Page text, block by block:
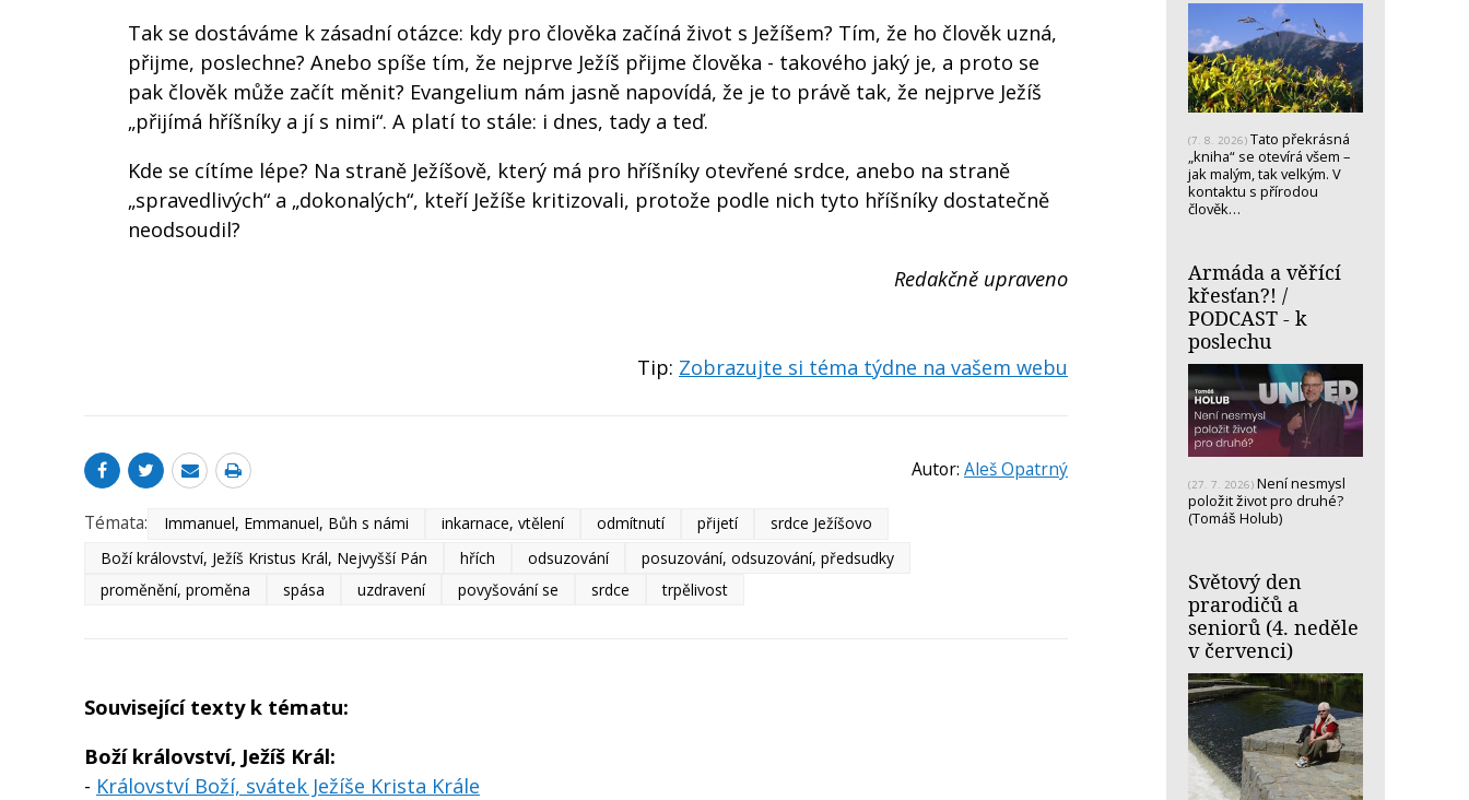
Tak se dostáváme k zásadní otázce: kdy pro člověka začíná život s Ježíšem? Tím, že ho člověk uzná,
přijme, poslechne? Anebo spíše tím, že nejprve Ježíš přijme člověka - takového jaký je, a proto se
pak člověk může začít měnit? Evangelium nám jasně napovídá, že je to právě tak, že nejprve Ježíš
„přijímá hříšníky a jí s nimi“. A platí to stále: i dnes, tady a teď.
Kde se cítíme lépe? Na straně Ježíšově, který má pro hříšníky otevřené srdce, anebo na straně
„spravedlivých“ a „dokonalých“, kteří Ježíše kritizovali, protože podle nich tyto hříšníky dostatečně
neodsoudil?
Redakčně upraveno
Tip: Zobrazujte si téma týdne na vašem webu
Autor: Aleš Opatrný
Témata: Immanuel, Emmanuel, Bůh s námi inkarnace, vtělení odmítnutí přijetí
srdce Ježíšovo
Boží království, Ježíš Kristus Král, Nejvyšší Pán
hřích odsuzování
posuzování, odsuzování, předsudky
proměnění, proměna
spása uzdravení povyšování se srdce trpělivost
Související texty k tématu:
Boží království, Ježíš Král:
- Království Boží, svátek Ježíše Krista Krále
(7. 8. 2026) Tato překrásná
„kniha“ se otevírá všem –
jak malým, tak velkým. V
kontaktu s přírodou
člověk…
Armáda a věřící
křesťan?! /
PODCAST - k
poslechu
(27. 7. 2026) Není nesmysl
položit život pro druhé?
(Tomáš Holub)
Světový den
prarodičů a
seniorů (4. neděle
v červenci)